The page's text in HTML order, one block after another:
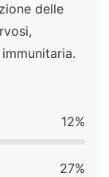
delle
12%
27%